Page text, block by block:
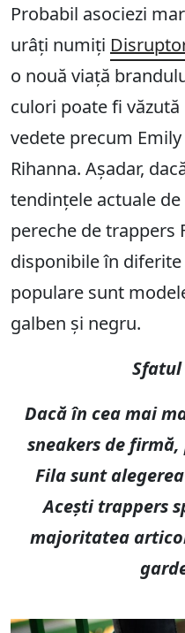
Probabil asociezi
urâți numiți Disruptor
o nouă viață
culori poate fi
vedete precum
Rihanna. Așadar,
tendințele actuale
pereche de trappers
disponibile în
populare sunt
galben și negru.
Dacă în cea mai
sneakers de
Fila sunt
Acești trappers
majoritatea